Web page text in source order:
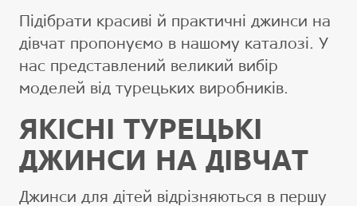
Підібрати красиві й практичні джинси на
дівчат пропонуємо в нашому каталозі. У
нас представлений великий вибір
моделей від турецьких виробників.
ЯКІСНІ ТУРЕЦЬКІ
ДЖИНСИ НА ДІВЧАТ
Джинси для дітей відрізняються в першу